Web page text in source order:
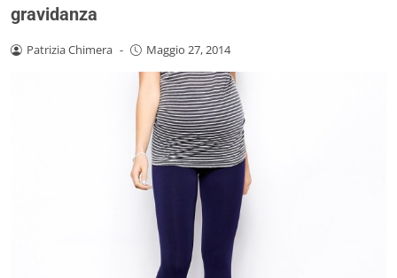
gravidanza
Patrizia Chimera - Maggio 27, 2014